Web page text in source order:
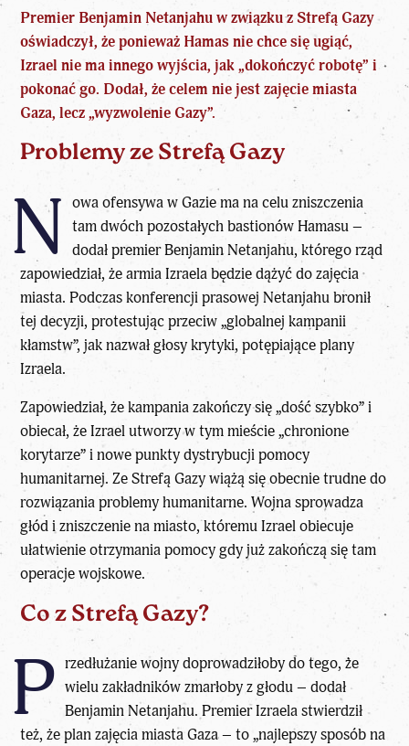
Premier Benjamin Netanjahu w związku z Strefą Gazy
oświadczył, że ponieważ Hamas nie chce się ugiąć,
Izrael nie ma innego wyjścia, jak „dokończyć robotę” i
pokonać go. Dodał, że celem nie jest zajęcie miasta
Gaza, lecz „wyzwolenie Gazy”.
Problemy ze Strefą Gazy
N owa ofensywa w Gazie ma na celu zniszczenia
tam dwóch pozostałych bastionów Hamasu –
dodał premier Benjamin Netanjahu, którego rząd
zapowiedział, że armia Izraela będzie dążyć do zajęcia
miasta. Podczas konferencji prasowej Netanjahu bronił
tej decyzji, protestując przeciw „globalnej kampanii
kłamstw”, jak nazwał głosy krytyki, potępiające plany
Izraela.
Zapowiedział, że kampania zakończy się „dość szybko” i
obiecał, że Izrael utworzy w tym mieście „chronione
korytarze” i nowe punkty dystrybucji pomocy
humanitarnej. Ze Strefą Gazy wiążą się obecnie trudne do
rozwiązania problemy humanitarne. Wojna sprowadza
głód i zniszczenie na miasto, któremu Izrael obiecuje
ułatwienie otrzymania pomocy gdy już zakończą się tam
operacje wojskowe.
Co z Strefą Gazy?
P rzedłużanie wojny doprowadziłoby do tego, że
wielu zakładników zmarłoby z głodu – dodał
Benjamin Netanjahu. Premier Izraela stwierdził
też, że plan zajęcia miasta Gaza – to „najlepszy sposób na